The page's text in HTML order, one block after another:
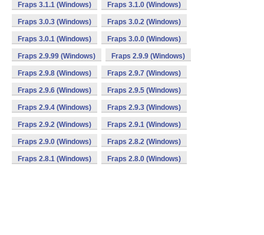
Fraps 3.1.1 (Windows) Fraps 3.1.0 (Windows)
Fraps 3.0.3 (Windows) Fraps 3.0.2 (Windows)
Fraps 3.0.1 (Windows) Fraps 3.0.0 (Windows)
Fraps 2.9.99 (Windows) Fraps 2.9.9 (Windows)
Fraps 2.9.8 (Windows) Fraps 2.9.7 (Windows)
Fraps 2.9.6 (Windows) Fraps 2.9.5 (Windows)
Fraps 2.9.4 (Windows) Fraps 2.9.3 (Windows)
Fraps 2.9.2 (Windows) Fraps 2.9.1 (Windows)
Fraps 2.9.0 (Windows) Fraps 2.8.2 (Windows)
Fraps 2.8.1 (Windows) Fraps 2.8.0 (Windows)